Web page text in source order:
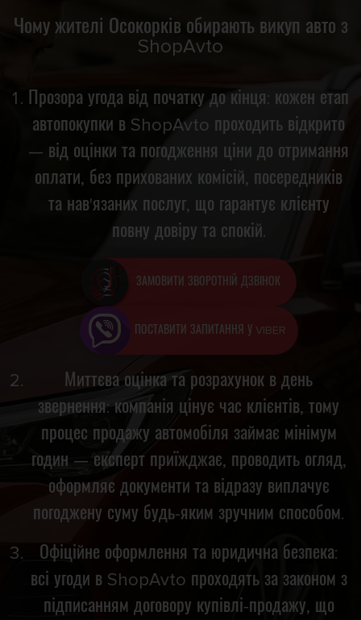
Чому жителі Осокорків обирають викуп авто з
ShopAvto
Прозора угода від початку до кінця: кожен етап
автопокупки в ShopAvto проходить відкрито
— від оцінки та погодження ціни до отримання
оплати, без прихованих комісій, посередників
та нав'язаних послуг, що гарантує клієнту
повну довіру та спокій.
ЗАМОВИТИ ЗВОРОТНІЙ ДЗВІНОК
ПОСТАВИТИ ЗАПИТАННЯ У VIBER
Миттєва оцінка та розрахунок в день
звернення: компанія цінує час клієнтів, тому
процес продажу автомобіля займає мінімум
годин — експерт приїжджає, проводить огляд,
оформляє документи та відразу виплачує
погоджену суму будь-яким зручним способом.
Офіційне оформлення та юридична безпека:
всі угоди в ShopAvto проходять за законом з
підписанням договору купівлі-продажу, що